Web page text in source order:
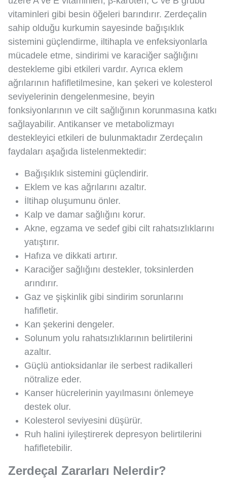
vitaminleri gibi besin öğeleri barındırır. Zerdeçalin
sahip olduğu kurkumin sayesinde bağışıklık
sistemini güçlendirme, iltihapla ve enfeksiyonlarla
mücadele etme, sindirimi ve karaciğer sağlığını
destekleme gibi etkileri vardır. Ayrıca eklem
ağrılarının hafifletilmesine, kan şekeri ve kolesterol
seviyelerinin dengelenmesine, beyin
fonksiyonlarının ve cilt sağlığının korunmasına katkı
sağlayabilir. Antikanser ve metabolizmayı
destekleyici etkileri de bulunmaktadır Zerdeçalın
faydaları aşağıda listelenmektedir:
Bağışıklık sistemini güçlendirir.
Eklem ve kas ağrılarını azaltır.
İltihap oluşumunu önler.
Kalp ve damar sağlığını korur.
Akne, egzama ve sedef gibi cilt rahatsızlıklarını
yatıştırır.
Hafıza ve dikkati artırır.
Karaciğer sağlığını destekler, toksinlerden
arındırır.
Gaz ve şişkinlik gibi sindirim sorunlarını
hafifletir.
Kan şekerini dengeler.
Solunum yolu rahatsızlıklarının belirtilerini
azaltır.
Güçlü antioksidanlar ile serbest radikalleri
nötralize eder.
Kanser hücrelerinin yayılmasını önlemeye
destek olur.
Kolesterol seviyesini düşürür.
Ruh halini iyileştirerek depresyon belirtilerini
hafifletebilir.
Zerdeçal Zararları Nelerdir?